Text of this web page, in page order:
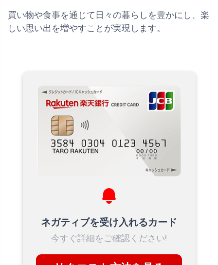
買い物や食事を通じて日々の暮らしを豊かにし、楽
しい思い出を増やすことが実現します。
ネガティブを受け入れるカード
今すぐ詳細をご確認ください!